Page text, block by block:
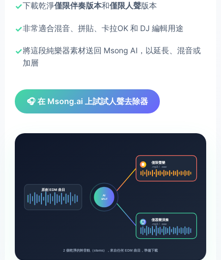
下載乾淨僅限伴奏版本和僅限人聲版本
非常適合混音、拼貼、卡拉OK 和 DJ 編輯用途
將這段純樂器素材送回 Msong AI，以延長、混音或
加層
🎧 在 Msong.ai 上試試人聲去除器
原創 EDM 曲目
AI
SPLIT
僅限聲樂
.mp3 / .wav
僅器樂演奏
.mp3 / .wav
2 個乾淨的幹音軌（stems），來自任何 EDM 曲目，準備下載